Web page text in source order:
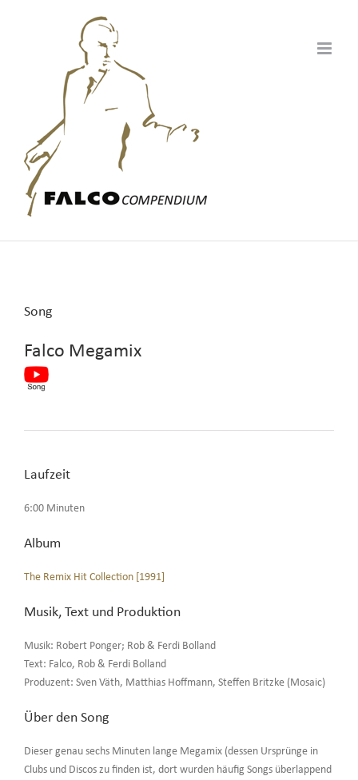
Song
Falco Megamix
Laufzeit
6:00 Minuten
Album
The Remix Hit Collection [1991]
Musik, Text und Produktion
Musik: Robert Ponger; Rob & Ferdi Bolland
Text: Falco, Rob & Ferdi Bolland
Produzent: Sven Väth, Matthias Hoffmann, Steffen Britzke (Mosaic)
Über den Song
Dieser genau sechs Minuten lange Megamix (dessen Ursprünge in
Clubs und Discos zu finden ist, dort wurden häufig Songs überlappend